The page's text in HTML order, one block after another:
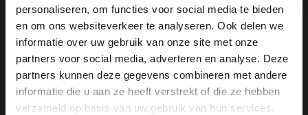
personaliseren, om functies voor social media te bieden
en om ons websiteverkeer te analyseren. Ook delen we
informatie over uw gebruik van onze site met onze
partners voor social media, adverteren en analyse. Deze
partners kunnen deze gegevens combineren met andere
informatie die u aan ze heeft verstrekt of die ze hebben
verzameld op basis van uw gebruik van hun services.
No Stress
Schwarze Leder-Loafer
109.98
65.99
Manfield
Schwarze Leder-Ballerinas mit Schnalle
119.99
×
View this website in English?
It looks like your language isn't Dutch. Would
you like to switch to English?